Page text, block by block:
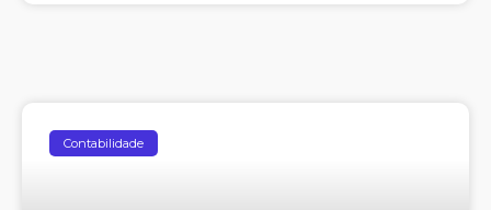
Contabilidade